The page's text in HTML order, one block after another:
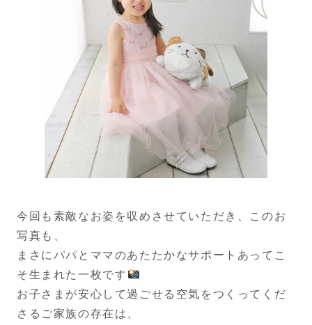
今回も素敵なお姿を収めさせていただき、このお
写真も、
まさにパパとママのあたたかなサポートあってこ
そ生まれた一枚です
お子さまが安心して過ごせる空気をつくってくだ
さるご家族の存在は、